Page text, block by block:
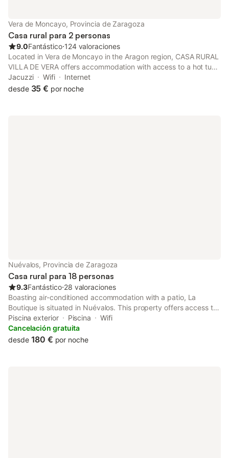
Vera de Moncayo, Provincia de Zaragoza
Casa rural para 2 personas
9.0Fantástico⋅124 valoraciones
Located in Vera de Moncayo in the Aragon region, CASA RURAL
VILLA DE VERA offers accommodation with access to a hot tub.
With mountain views, this accommodation provides a balcony.
The country house features family rooms.
Jacuzzi Wifi
Internet
desde 35 € por noche
Nuévalos, Provincia de Zaragoza
Casa rural para 18 personas
9.3Fantástico⋅28 valoraciones
Boasting air-conditioned accommodation with a patio, La
Boutique is situated in Nuévalos. This property offers access to
a balcony, free private parking and free WiFi. The property is
non-smoking and is set 2.9 km from Monasterio de Piedra.
Piscina exterior Piscina
Wifi
Cancelación gratuita
desde 180 € por noche